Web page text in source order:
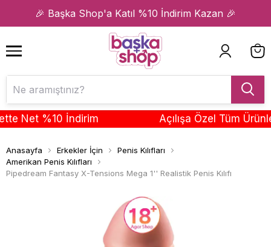
🎉 Başka Shop'a Katıl %10 İndirim Kazan 🎉
1 2
Net %10 İndirim Açılışa Özel Tüm
Anasayfa Erkekler İçin
Penis Kılıfları
Amerikan Penis Kılıfları
Pipedream Fantasy X-Tensions Mega 1'' Realistik Penis Kılıfı